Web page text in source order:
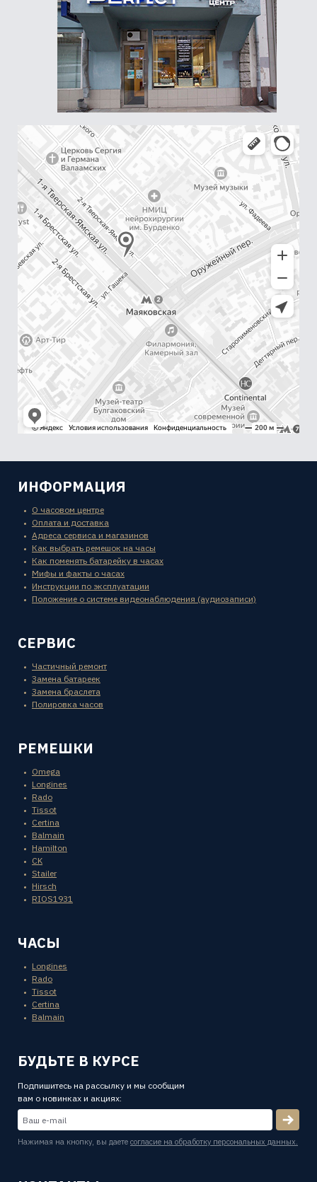
ИНФОРМАЦИЯ
О часовом центре
Оплата и доставка
Адреса сервиса и магазинов
Как выбрать ремешок на часы
Как поменять батарейку в часах
Мифы и факты о часах
Инструкции по эксплуатации
Положение о системе видеонаблюдения (аудиозаписи)
СЕРВИС
Частичный ремонт
Замена батареек
Замена браслета
Полировка часов
РЕМЕШКИ
Omega
Longines
Rado
Tissot
Certina
Balmain
Hamilton
CK
Stailer
Hirsch
RIOS1931
ЧАСЫ
Longines
Rado
Tissot
Certina
Balmain
БУДЬТЕ В КУРСЕ
Подпишитесь на рассылку и мы сообщим
вам о новинках и акциях:
Нажимая на кнопку, вы даете согласие на обработку персональных данных.